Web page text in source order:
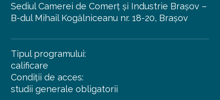
Sediul Camerei de Comerț și Industrie Brașov –
B-dul Mihail Kogălniceanu nr. 18-20, Brașov
Tipul programului:
calificare
Condiții de acces:
studii generale obligatorii